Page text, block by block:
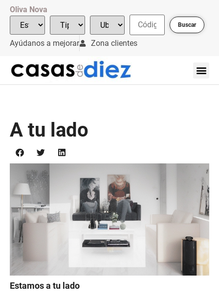
Oliva Nova
Buscar
Ayúdanos a mejorar Zona clientes
A tu lado
Estamos a tu lado